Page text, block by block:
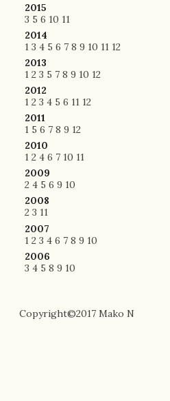
2015
3 5 6 10 11
2014
1 3 4 5 6 7 8 9 10 11 12
2013
1 2 3 5 7 8 9 10 12
2012
1 2 3 4 5 6 11 12
2011
1 5 6 7 8 9 12
2010
1 2 4 6 7 10 11
2009
2 4 5 6 9 10
2008
2 3 11
2007
1 2 3 4 6 7 8 9 10
2006
3 4 5 8 9 10
Copyright©2017 Mako N